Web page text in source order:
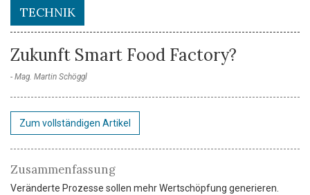
TECHNIK
Zukunft Smart Food Factory?
Mag. Martin Schöggl
Zum vollständigen Artikel
Zusammenfassung
Veränderte Prozesse sollen mehr Wertschöpfung generieren.